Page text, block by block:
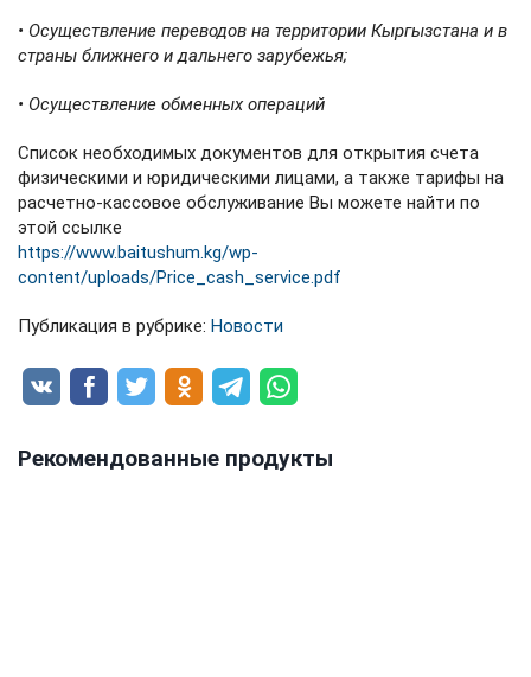
• Осуществление переводов на территории Кыргызстана и в
страны ближнего и дальнего зарубежья;
• Осуществление обменных операций
Список необходимых документов для открытия счета
физическими и юридическими лицами, а также тарифы на
расчетно-кассовое обслуживание Вы можете найти по
этой ссылке
https://www.baitushum.kg/wp-
content/uploads/Price_cash_service.pdf
Публикация в рубрике: Новости
Рекомендованные продукты